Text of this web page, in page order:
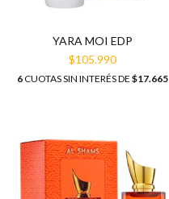
YARA MOI EDP
$105.990
6 CUOTAS SIN INTERÉS DE $17.665